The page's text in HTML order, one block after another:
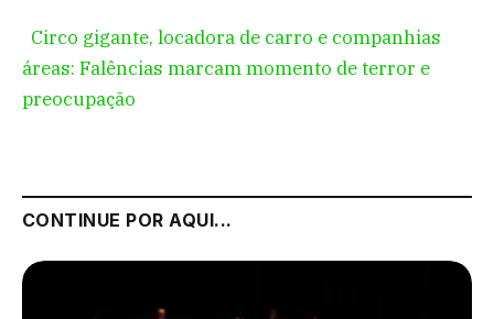
Circo gigante, locadora de carro e companhias
áreas: Falências marcam momento de terror e
preocupação
CONTINUE POR AQUI...